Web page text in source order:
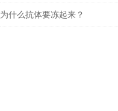
为什么抗体要冻起来？